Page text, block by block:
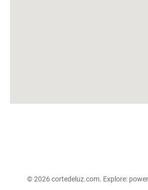
© 2026 cortedeluz.com. Explore: